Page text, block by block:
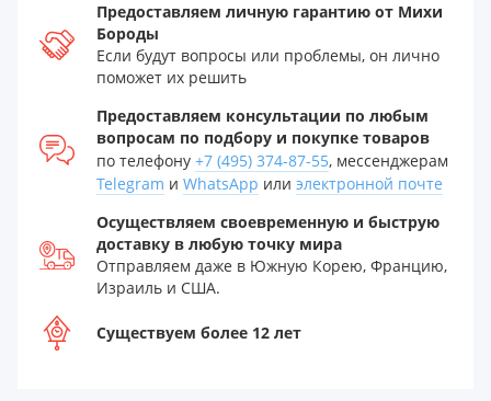
Предоставляем личную гарантию от Михи
Бороды
Если будут вопросы или проблемы, он лично
поможет их решить
Предоставляем консультации по любым
вопросам по подбору и покупке товаров
по телефону +7 (495) 374-87-55, мессенджерам
Telegram и WhatsApp или электронной почте
Осуществляем своевременную и быструю
доставку в любую точку мира
Отправляем даже в Южную Корею, Францию,
Израиль и США.
Существуем более 12 лет